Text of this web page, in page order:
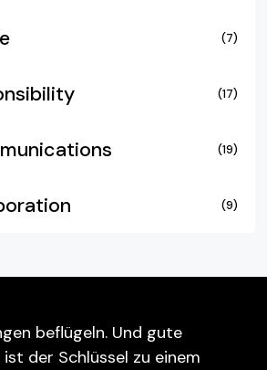
(7)
(17)
(19)
(9)
beflügeln. Und gute
der Schlüssel zu einem